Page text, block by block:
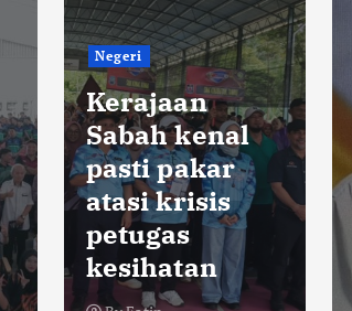
Negeri
Kerajaan
Sabah kenal
pasti pakar
atasi krisis
petugas
kesihatan